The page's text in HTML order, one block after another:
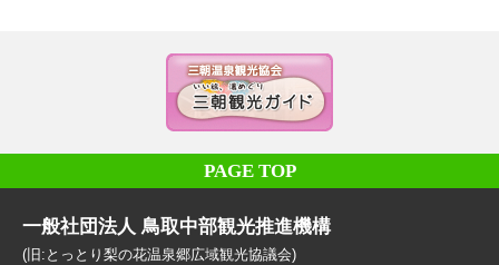
PAGE TOP
一般社団法人 鳥取中部観光推進機構
(旧:とっとり梨の花温泉郷広域観光協議会)